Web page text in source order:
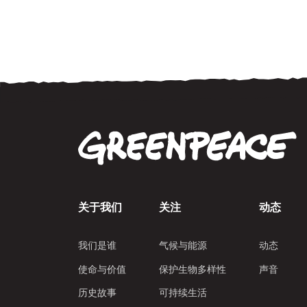
关于我们
我们是谁
使命与价值
历史故事
关注
气候与能源
保护生物多样性
可持续生活
动态
动态
声音